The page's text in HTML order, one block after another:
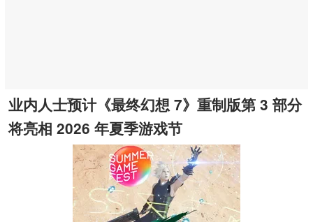
业内人士预计《最终幻想 7》重制版第 3 部分
将亮相 2026 年夏季游戏节